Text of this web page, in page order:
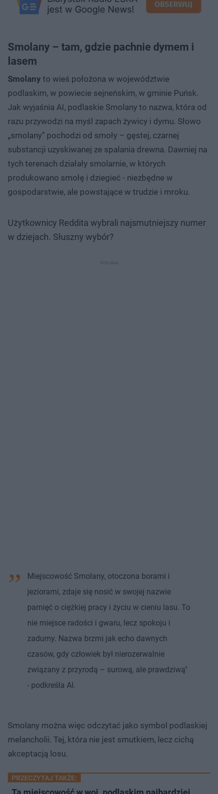
Smolany – tam, gdzie pachnie dymem i
lasem
Smolany to wieś położona w województwie
podlaskim, w powiecie sejneńskim, w gminie Puńsk.
Jak wyjaśnia AI, podlaskie Smolany to nazwa, która od
razu przywodzi na myśl zapach żywicy i dymu. Słowo
„smolany” pochodzi od smoły – gęstej, czarnej
substancji uzyskiwanej ze spalania drewna. Dawniej na
tych terenach działały smolarnie, w których
produkowano smołę i dziegieć - niezbędne w
gospodarstwie, ale powstające w trudzie i mroku.
Użytkownicy Reddita wybrali najsmutniejszy numer
w dziejach. Słuszny wybór?
Miejscowość Smolany, otoczona borami i
jeziorami, zdaje się nosić w swojej nazwie
pamięć o ciężkiej pracy i życiu w cieniu lasu. To
nie miejsce radości i gwaru, lecz spokoju i
zadumy. Nazwa brzmi jak echo dawnych
czasów, gdy człowiek był nierozerwalnie
związany z przyrodą – surową, ale prawdziwą"
- podkreśla AI.
Smolany można więc odczytać jako symbol podlaskiej
melancholii. Tej, która nie jest smutkiem, lecz cichą
akceptacją losu.
PRZECZYTAJ TAKŻE: